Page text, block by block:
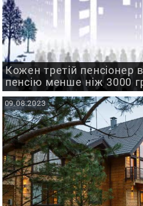
Кожен третій пенсіонер
пенсію менше ніж 3000
09.08.2023